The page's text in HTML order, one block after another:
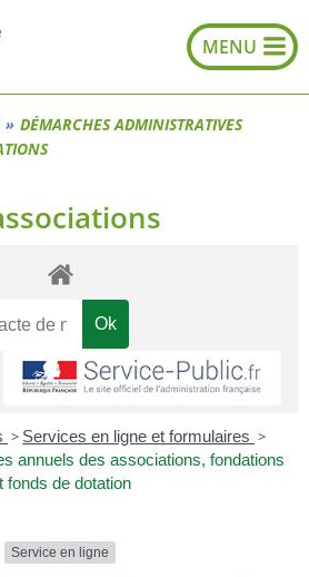
DÉMARCHES ADMINISTRATIVES
> Services en ligne et formulaires >
annuels des associations, fondations
fonds de dotation
Service en ligne